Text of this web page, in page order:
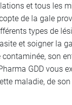
et tous les
de la gale
types de
et soigner la
son
GDD vous
maladie, de